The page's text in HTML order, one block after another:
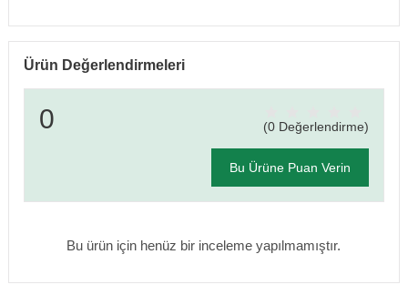
Ürün Değerlendirmeleri
0 (0 Değerlendirme)
Bu Ürüne Puan Verin
Bu ürün için henüz bir inceleme yapılmamıştır.